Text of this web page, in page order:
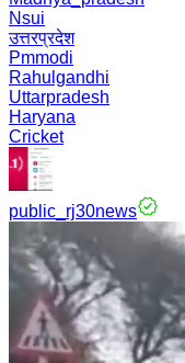
Nsui
उत्तरप्रदेश
Pmmodi
Rahulgandhi
Uttarpradesh
Haryana
Cricket
public_rj30news